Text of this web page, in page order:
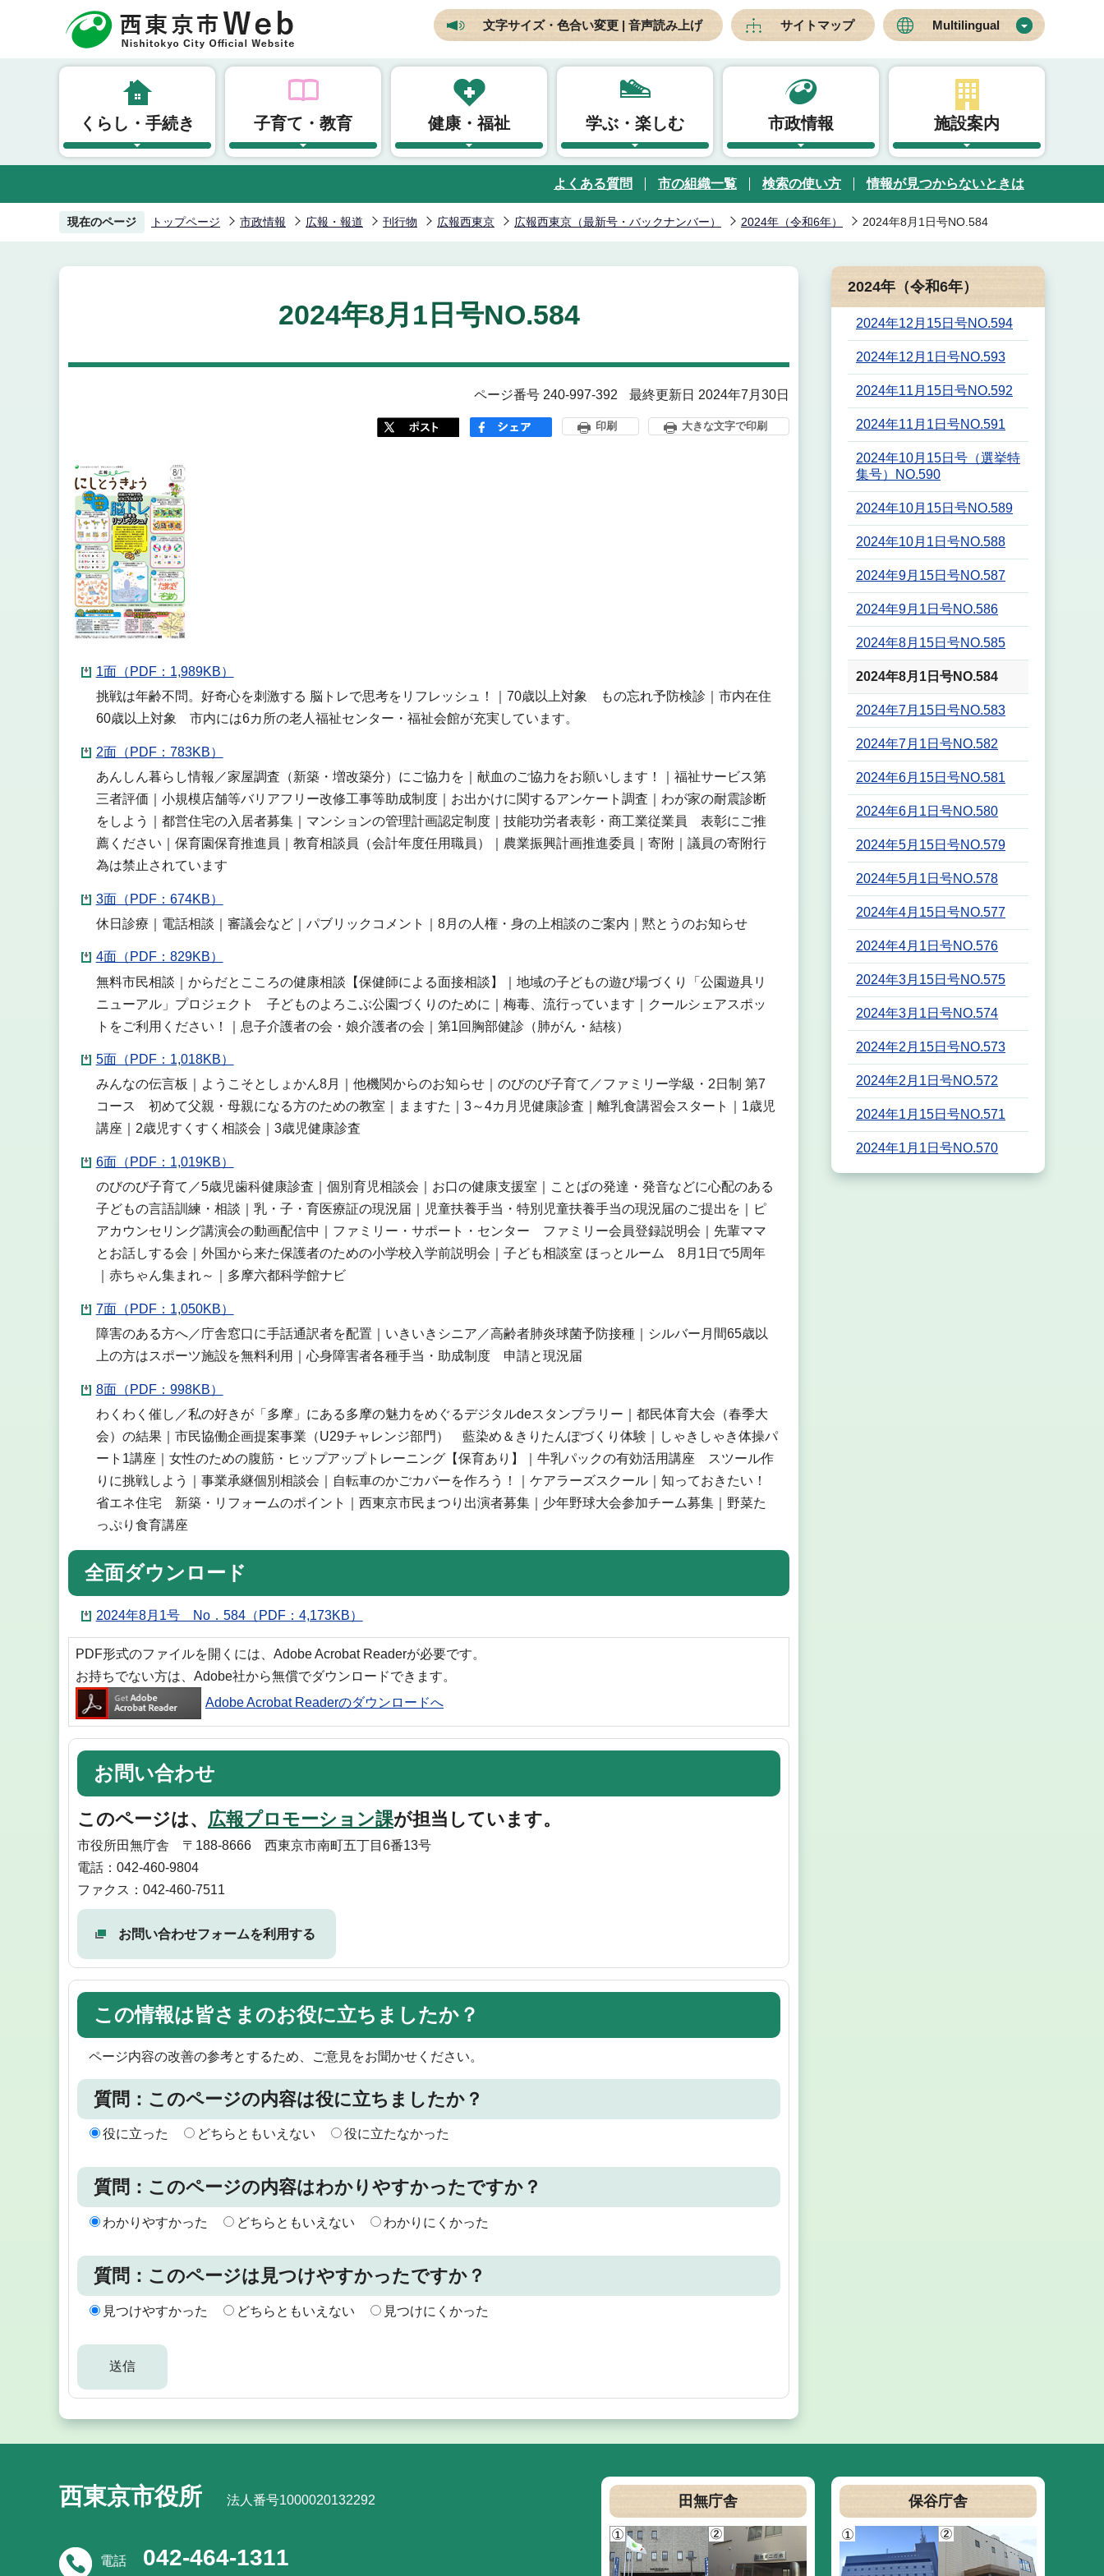
頭
文字サイズ・色合い変更 | 音声読み上げ サイトマップ Multilingual
くらし・手続き 子育て・教育 健康・福祉 学ぶ・楽しむ 市政情報 施設案内
よくある質問 市の組織一覧 検索の使い方 情報が見つからないときは
現在のページ トップページ 市政情報 広報・報道 刊行物 広報西東京 広報西東京（最新号・バックナンバー） 2024年（令和6年） 2024年8月1日号NO.584
2024年8月1日号NO.584
ページ番号 240-997-392 最終更新日 2024年7月30日
印刷 大きな文字で印刷
1面（PDF：1,989KB）
挑戦は年齢不問。好奇心を刺激する 脳トレで思考をリフレッシュ！｜70歳以上対象 もの忘れ予防検診｜市内在住
60歳以上対象 市内には6カ所の老人福祉センター・福祉会館が充実しています。
2面（PDF：783KB）
あんしん暮らし情報／家屋調査（新築・増改築分）にご協力を｜献血のご協力をお願いします！｜福祉サービス第
三者評価｜小規模店舗等バリアフリー改修工事等助成制度｜お出かけに関するアンケート調査｜わが家の耐震診断
をしよう｜都営住宅の入居者募集｜マンションの管理計画認定制度｜技能功労者表彰・商工業従業員 表彰にご推
薦ください｜保育園保育推進員｜教育相談員（会計年度任用職員）｜農業振興計画推進委員｜寄附｜議員の寄附行
為は禁止されています
3面（PDF：674KB）
休日診療｜電話相談｜審議会など｜パブリックコメント｜8月の人権・身の上相談のご案内｜黙とうのお知らせ
4面（PDF：829KB）
無料市民相談｜からだとこころの健康相談【保健師による面接相談】｜地域の子どもの遊び場づくり「公園遊具リ
ニューアル」プロジェクト 子どものよろこぶ公園づくりのために｜梅毒、流行っています｜クールシェアスポッ
トをご利用ください！｜息子介護者の会・娘介護者の会｜第1回胸部健診（肺がん・結核）
5面（PDF：1,018KB）
みんなの伝言板｜ようこそとしょかん8月｜他機関からのお知らせ｜のびのび子育て／ファミリー学級・2日制 第7
コース 初めて父親・母親になる方のための教室｜まますた｜3～4カ月児健康診査｜離乳食講習会スタート｜1歳児
講座｜2歳児すくすく相談会｜3歳児健康診査
6面（PDF：1,019KB）
のびのび子育て／5歳児歯科健康診査｜個別育児相談会｜お口の健康支援室｜ことばの発達・発音などに心配のある
子どもの言語訓練・相談｜乳・子・育医療証の現況届｜児童扶養手当・特別児童扶養手当の現況届のご提出を｜ピ
アカウンセリング講演会の動画配信中｜ファミリー・サポート・センター ファミリー会員登録説明会｜先輩ママ
とお話しする会｜外国から来た保護者のための小学校入学前説明会｜子ども相談室 ほっとルーム 8月1日で5周年
｜赤ちゃん集まれ～｜多摩六都科学館ナビ
7面（PDF：1,050KB）
障害のある方へ／庁舎窓口に手話通訳者を配置｜いきいきシニア／高齢者肺炎球菌予防接種｜シルバー月間65歳以
上の方はスポーツ施設を無料利用｜心身障害者各種手当・助成制度 申請と現況届
8面（PDF：998KB）
わくわく催し／私の好きが「多摩」にある多摩の魅力をめぐるデジタルdeスタンプラリー｜都民体育大会（春季大
会）の結果｜市民協働企画提案事業（U29チャレンジ部門） 藍染め＆きりたんぽづくり体験｜しゃきしゃき体操パ
ート1講座｜女性のための腹筋・ヒップアップトレーニング【保育あり】｜牛乳パックの有効活用講座 スツール作
りに挑戦しよう｜事業承継個別相談会｜自転車のかごカバーを作ろう！｜ケアラーズスクール｜知っておきたい！
省エネ住宅 新築・リフォームのポイント｜西東京市民まつり出演者募集｜少年野球大会参加チーム募集｜野菜た
っぷり食育講座
全面ダウンロード
2024年8月1号 No．584（PDF：4,173KB）
PDF形式のファイルを開くには、Adobe Acrobat Readerが必要です。
お持ちでない方は、Adobe社から無償でダウンロードできます。
Adobe Acrobat Readerのダウンロードへ
お問い合わせ
このページは、 広報プロモーション課が担当しています。
市役所田無庁舎 〒188-8666 西東京市南町五丁目6番13号
電話：042-460-9804
ファクス：042-460-7511
お問い合わせフォームを利用する
この情報は皆さまのお役に立ちましたか？
ページ内容の改善の参考とするため、ご意見をお聞かせください。
質問：このページの内容は役に立ちましたか？
役に立った どちらともいえない 役に立たなかった
質問：このページの内容はわかりやすかったですか？
わかりやすかった どちらともいえない わかりにくかった
質問：このページは見つけやすかったですか？
見つけやすかった どちらともいえない 見つけにくかった
2024年（令和6年）
2024年12月15日号NO.594
2024年12月1日号NO.593
2024年11月15日号NO.592
2024年11月1日号NO.591
2024年10月15日号（選挙特
集号）NO.590
2024年10月15日号NO.589
2024年10月1日号NO.588
2024年9月15日号NO.587
2024年9月1日号NO.586
2024年8月15日号NO.585
2024年8月1日号NO.584
2024年7月15日号NO.583
2024年7月1日号NO.582
2024年6月15日号NO.581
2024年6月1日号NO.580
2024年5月15日号NO.579
2024年5月1日号NO.578
2024年4月15日号NO.577
2024年4月1日号NO.576
2024年3月15日号NO.575
2024年3月1日号NO.574
2024年2月15日号NO.573
2024年2月1日号NO.572
2024年1月15日号NO.571
2024年1月1日号NO.570
西東京市役所 法人番号1000020132292
電話 042-464-1311
田無庁舎 保谷庁舎